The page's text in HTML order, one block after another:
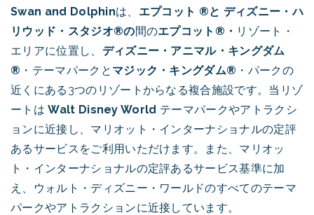
Swan and Dolphinは、 エプコット ®と ディズニー・ハ
リウッド・スタジオ®の間のエプコット®・ リゾート・
エリアに位置し、 ディズニー・アニマル・キングダム
® ・テーマパークと マジック・キングダム® ・パークの
近くにある3つのリゾートからなる複合施設です。当リゾ
ートはWalt Disney World テーマパークやアトラクシ
ョンに近接し、マリオット・インターナショナルの定評
あるサービスをご利用いただけます。また、マリオッ
ト・インターナショナルの定評あるサービス基準に加
え、ウォルト・ディズニー・ワールドのすべてのテーマ
パークやアトラクションに近接しています。